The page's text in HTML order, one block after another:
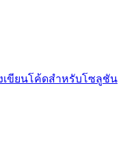
เขียนโค้ดสำหรับโซลูชัน